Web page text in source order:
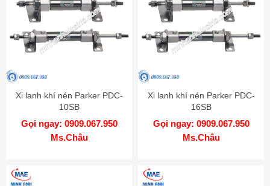
Xi lanh khí nén Parker PDC-
10SB
Gọi ngay: 0909.067.950
Ms.Châu
Xi lanh khí nén Parker PDC-
16SB
Gọi ngay: 0909.067.950
Ms.Châu